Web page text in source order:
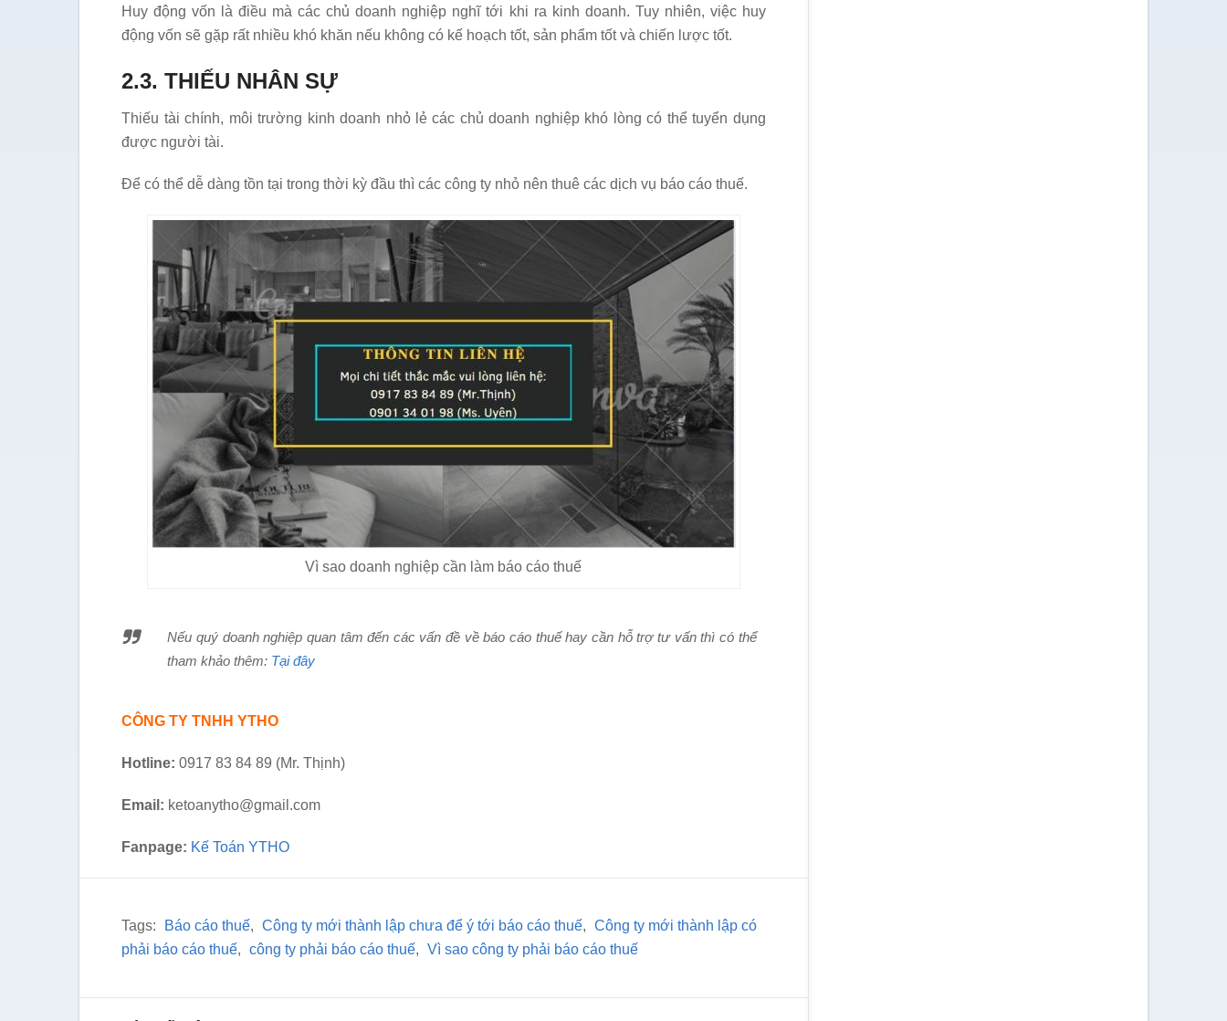
Huy động vốn là điều mà các chủ doanh nghiệp nghĩ tới khi ra kinh doanh. Tuy nhiên, việc huy
động vốn sẽ gặp rất nhiều khó khăn nếu không có kế hoạch tốt, sản phẩm tốt và chiến lược tốt.
2.3. THIẾU NHÂN SỰ
Thiếu tài chính, môi trường kinh doanh nhỏ lẻ các chủ doanh nghiệp khó lòng có thể tuyển dụng
được người tài.
Để có thể dễ dàng tồn tại trong thời kỳ đầu thì các công ty nhỏ nên thuê các dịch vụ báo cáo thuế.
Vì sao doanh nghiệp cần làm báo cáo thuế
Nếu quý doanh nghiệp quan tâm đến các vấn đề về báo cáo thuế hay cần hỗ trợ tư vấn thì có thể
tham khảo thêm: Tại đây
CÔNG TY TNHH YTHO
Hotline: 0917 83 84 89 (Mr. Thịnh)
Email: ketoanytho@gmail.com
Fanpage: Kế Toán YTHO
Tags: Báo cáo thuế, Công ty mới thành lập chưa để ý tới báo cáo thuế,
Công ty mới thành lập có
phải báo cáo thuế, công ty phải báo cáo thuế, Vì sao công ty phải báo cáo thuế